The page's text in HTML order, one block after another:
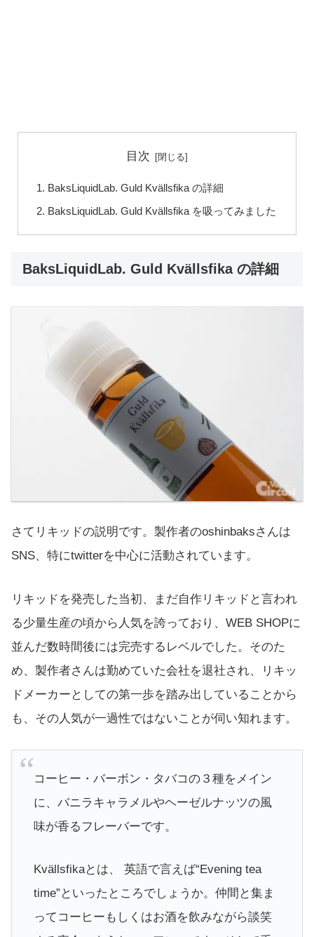
目次
BaksLiquidLab. Guld Kvällsfika の詳細
BaksLiquidLab. Guld Kvällsfika を吸ってみました
BaksLiquidLab. Guld Kvällsfika の詳細
さてリキッドの説明です。製作者のoshinbaksさんは
SNS、特にtwitterを中心に活動されています。
リキッドを発売した当初、まだ自作リキッドと言われ
る少量生産の頃から人気を誇っており、WEB SHOPに
並んだ数時間後には完売するレベルでした。そのた
め、製作者さんは勤めていた会社を退社され、リキッ
ドメーカーとしての第一歩を踏み出していることから
も、その人気が一過性ではないことが伺い知れます。
コーヒー・バーボン・タバコの３種をメイン
に、バニラキャラメルやヘーゼルナッツの風
味が香るフレーバーです。
Kvällsfikaとは、 英語で言えば“Evening tea
time”といったところでしょうか。仲間と集ま
ってコーヒーもしくはお酒を飲みながら談笑